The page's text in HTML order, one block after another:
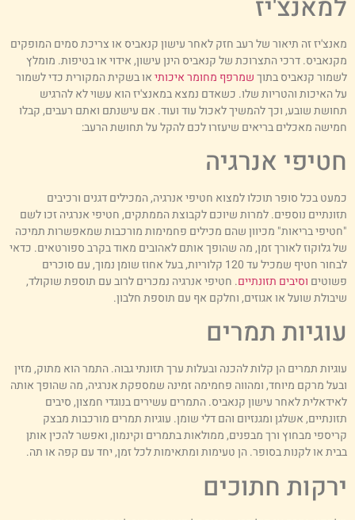
זה תיאור של רעב חזק לאחר עישון קנאביס או צריכת סמים המופקים
דרכי התצרוכת של קנאביס הינן עישון, אידוי או בטיפות. מומלץ
קנאביס בתוךשמרפף מחומר איכותיאו בשקית המקורית כדי לשמור
האיכות והטריות שלו. כשאדם נמצא במאנצ'יז הוא עשוי לא להרגיש
שובע, וכך להמשיך לאכול עוד ועוד. אם עישנתם ואתם רעבים, קבלו
מאכלים בריאים שיעזרו לכם להקל על תחושת הרעב:
אנרגיה
בכל סופר תוכלו למצוא חטיפי אנרגיה, המכילים דגנים ורכיבים
נוספים. למרות שיוכם לקבוצת הממתקים, חטיפי אנרגיה זכו לשם
בריאות" מכיוון שהם מכילים פחמימות מורכבות שמאפשרות תמיכה
גלוקוז לאורך זמן, מה שהופך אותם לאהובים מאוד בקרב ספורטאים. כדאי
לבחור חטיף שמכיל עד 120 קלוריות, בעל אחוז שומן נמוך, עם סוכרים
וסיבים תזונתיים. חטיפי אנרגיה נמכרים לרוב עם תוספת שוקולד,
שועל או אגוזים, וחלקם אף עם תוספת חלבון.
תמרים
תמרים הן קלות להכנה ובעלות ערך תזונתי גבוה. התמר הוא מתוק, מזין
מרקם מיוחד, ומהווה פחמימה זמינה שמספקת אנרגיה, מה שהופך אותה
לאחר עישון קנאביס. התמרים עשירים בנוגדי חמצון, סיבים
אשלגן ומגנזיום והם דלי שומן. עוגיות תמרים מורכבות מבצק
מבחוץ ורך מבפנים, ממולאות בתמרים וקינמון, ואפשר להכין אותן
או לקנות בסופר. הן טעימות ומתאימות לכל זמן, יחד עם קפה או תה.
חתוכים